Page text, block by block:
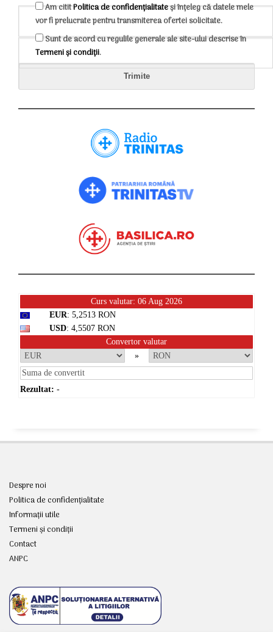
Am cititPolitica de confidențialitateși înțeleg că datele mele
vor fi prelucrate pentru transmiterea ofertei solicitate.
Sunt de acord cu regulile generale ale site-ului descrise în
Termeni și condiții.
Curs valutar: 06 Aug 2026
EUR: 5,2513 RON
USD: 4,5507 RON
Convertor valutar
»
Rezultat: -
Despre noi
Politica de confidențialitate
Informații utile
Termeni și condiții
Contact
ANPC